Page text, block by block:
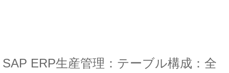
SAP ERP生産管理：テーブル構成：全